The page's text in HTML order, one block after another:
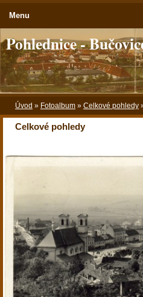
Pohlednice -
Úvod » Fotoalbum » Celkové pohledy
Celkové pohledy
Menu